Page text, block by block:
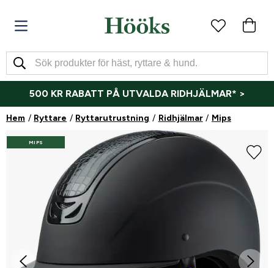
500 KR RABATT PÅ UTVALDA RIDHJÄLMAR* >
Hem Ryttare Ryttarutrustning Ridhjälmar Mips
MIPS